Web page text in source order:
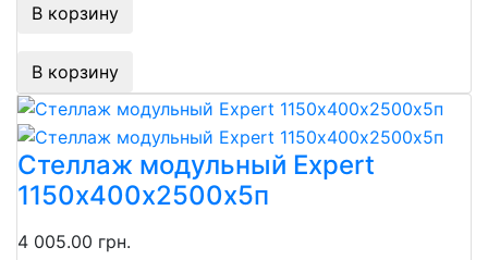
В корзину
В корзину
Стеллаж модульный Expert
1150х400х2500х5п
4 005.00 грн.